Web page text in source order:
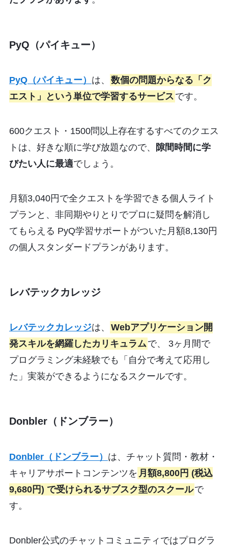
PyQ（パイキュー）
PyQ（パイキュー） は、
数個の問題からなる「ク
エスト」という単位で学習するサービス です。
600クエスト・1500問以上存在するすべてのクエス
トは、好きな順に学び放題なので、
隙間時間に学
びたい人に最適でしょう。
月額3,040円で全クエストを学習できる個人ライト
プランと、非同期やりとりでプロに疑問を解消し
てもらえる PyQ学習サポートがついた月額8,130円
の個人スタンダードプランがあります。
レバテックカレッジ
レバテックカレッジは、
Webアプリケーション開
発スキルを網羅したカリキュラムで、 3ヶ月間で
プログラミング未経験でも「自分で考えて応用し
た」実装ができるようになるスクールです。
Donbler（ドンブラー）
Donbler（ドンブラー） は、チャット質問・教材・
キャリアサポートコンテンツを 月額8,800円 (税込
9,680円) で受けられるサブスク型のスクールで
す。
Donbler公式のチャットコミュニティではプログラ